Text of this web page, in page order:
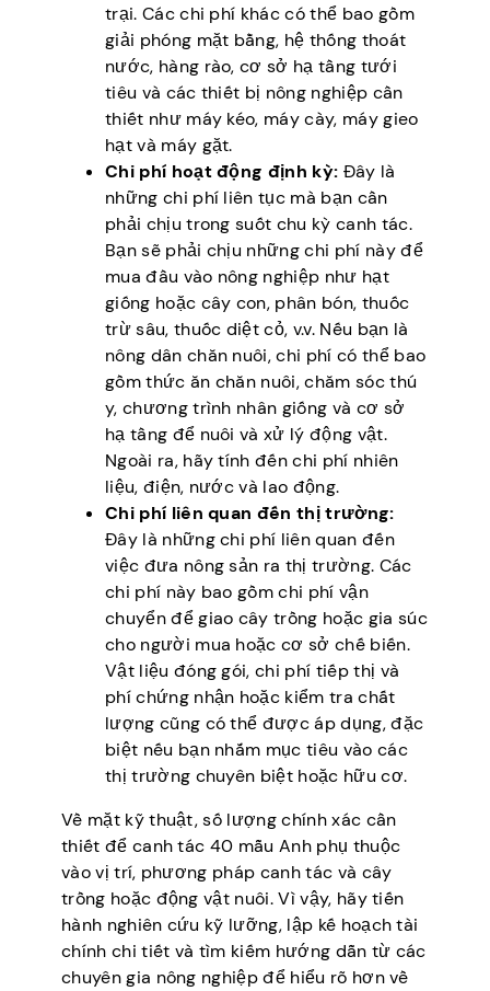
trại. Các chi phí khác có thể bao gồm
giải phóng mặt bằng, hệ thống thoát
nước, hàng rào, cơ sở hạ tầng tưới
tiêu và các thiết bị nông nghiệp cần
thiết như máy kéo, máy cày, máy gieo
hạt và máy gặt.
Chi phí hoạt động định kỳ: Đây là
những chi phí liên tục mà bạn cần
phải chịu trong suốt chu kỳ canh tác.
Bạn sẽ phải chịu những chi phí này để
mua đầu vào nông nghiệp như hạt
giống hoặc cây con, phân bón, thuốc
trừ sâu, thuốc diệt cỏ, v.v. Nếu bạn là
nông dân chăn nuôi, chi phí có thể bao
gồm thức ăn chăn nuôi, chăm sóc thú
y, chương trình nhân giống và cơ sở
hạ tầng để nuôi và xử lý động vật.
Ngoài ra, hãy tính đến chi phí nhiên
liệu, điện, nước và lao động.
Chi phí liên quan đến thị trường:
Đây là những chi phí liên quan đến
việc đưa nông sản ra thị trường. Các
chi phí này bao gồm chi phí vận
chuyển để giao cây trồng hoặc gia súc
cho người mua hoặc cơ sở chế biến.
Vật liệu đóng gói, chi phí tiếp thị và
phí chứng nhận hoặc kiểm tra chất
lượng cũng có thể được áp dụng, đặc
biệt nếu bạn nhắm mục tiêu vào các
thị trường chuyên biệt hoặc hữu cơ.
Về mặt kỹ thuật, số lượng chính xác cần
thiết để canh tác 40 mẫu Anh phụ thuộc
vào vị trí, phương pháp canh tác và cây
trồng hoặc động vật nuôi. Vì vậy, hãy tiến
hành nghiên cứu kỹ lưỡng, lập kế hoạch tài
chính chi tiết và tìm kiếm hướng dẫn từ các
chuyên gia nông nghiệp để hiểu rõ hơn về